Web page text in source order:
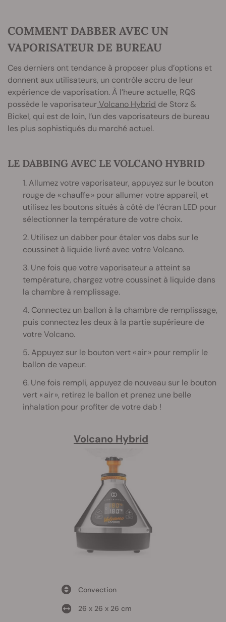
COMMENT DABBER AVEC UN
VAPORISATEUR DE BUREAU
Ces derniers ont tendance à proposer plus d’options et
donnent aux utilisateurs, un contrôle accru de leur
expérience de vaporisation. À l’heure actuelle, RQS
possède le vaporisateurVolcano Hybrid de Storz &
Bickel, qui est de loin, l’un des vaporisateurs de bureau
les plus sophistiqués du marché actuel.
LE DABBING AVEC LE VOLCANO HYBRID
1. Allumez votre vaporisateur, appuyez sur le bouton
rouge de « chauffe » pour allumer votre appareil, et
utilisez les boutons situés à côté de l’écran LED pour
sélectionner la température de votre choix.
2. Utilisez un dabber pour étaler vos dabs sur le
coussinet à liquide livré avec votre Volcano.
3. Une fois que votre vaporisateur a atteint sa
température, chargez votre coussinet à liquide dans
la chambre à remplissage.
4. Connectez un ballon à la chambre de remplissage,
puis connectez les deux à la partie supérieure de
votre Volcano.
5. Appuyez sur le bouton vert « air » pour remplir le
ballon de vapeur.
6. Une fois rempli, appuyez de nouveau sur le bouton
vert « air », retirez le ballon et prenez une belle
inhalation pour profiter de votre dab !
Volcano Hybrid
Convection
26 x 26 x 26 cm